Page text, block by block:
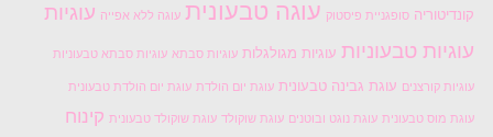
קונדיטוריה סופגניית פיסטוק עוגה טבעונית עוגה ללא אפייה עוגיות
עוגיות טבעוניות עוגיות מגולגלות עוגיות סבתא עוגיות סבתא טבעוניות
עוגיות קורצנים עוגת גבינה טבעונית עוגת יום הולדת עוגת יום הולדת טבעונית
עוגת מוס טבעונית עוגת נוגט ובוטנים עוגת שוקולד עוגת שוקולד טבעונית קינוח